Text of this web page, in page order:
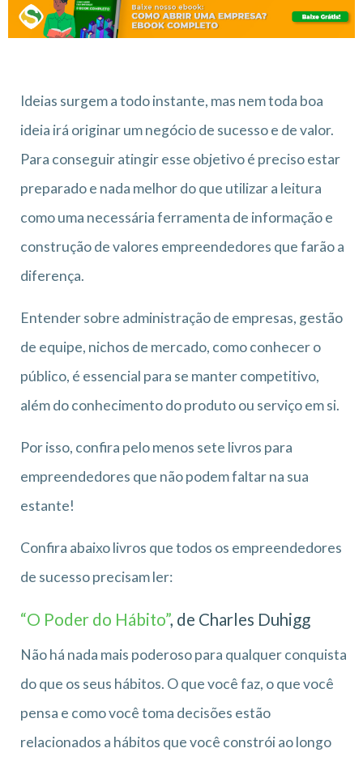
Ideias surgem a todo instante, mas nem toda boa
ideia irá originar um negócio de sucesso e de valor.
Para conseguir atingir esse objetivo é preciso estar
preparado e nada melhor do que utilizar a leitura
como uma necessária ferramenta de informação e
construção de valores empreendedores que farão a
diferença.
Entender sobre administração de empresas, gestão
de equipe, nichos de mercado, como conhecer o
público, é essencial para se manter competitivo,
além do conhecimento do produto ou serviço em si.
Por isso, confira pelo menos sete livros para
empreendedores que não podem faltar na sua
estante!
Confira abaixo livros que todos os empreendedores
de sucesso precisam ler:
“O Poder do Hábito”, de Charles Duhigg
Não há nada mais poderoso para qualquer conquista
do que os seus hábitos. O que você faz, o que você
pensa e como você toma decisões estão
relacionados a hábitos que você constrói ao longo